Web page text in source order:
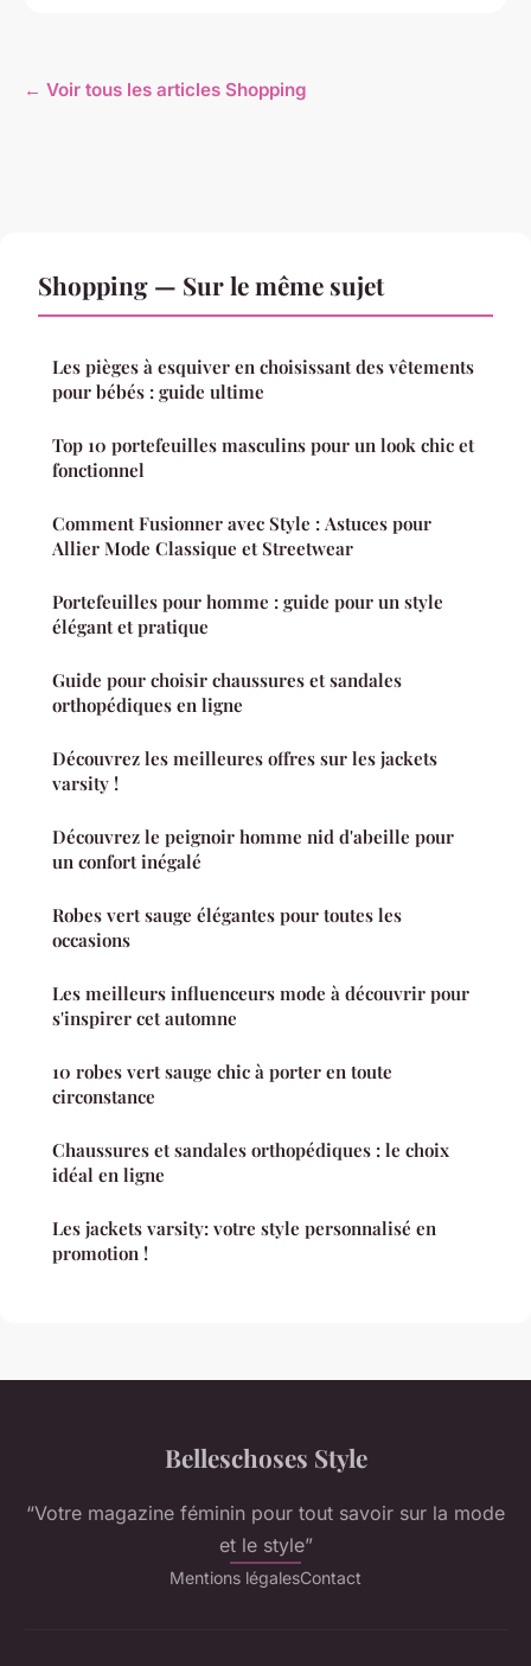
← Voir tous les articles Shopping
Shopping — Sur le même sujet
Les pièges à esquiver en choisissant des vêtements
pour bébés : guide ultime
Top 10 portefeuilles masculins pour un look chic et
fonctionnel
Comment Fusionner avec Style : Astuces pour
Allier Mode Classique et Streetwear
Portefeuilles pour homme : guide pour un style
élégant et pratique
Guide pour choisir chaussures et sandales
orthopédiques en ligne
Découvrez les meilleures offres sur les jackets
varsity !
Découvrez le peignoir homme nid d'abeille pour
un confort inégalé
Robes vert sauge élégantes pour toutes les
occasions
Les meilleurs influenceurs mode à découvrir pour
s'inspirer cet automne
10 robes vert sauge chic à porter en toute
circonstance
Chaussures et sandales orthopédiques : le choix
idéal en ligne
Les jackets varsity: votre style personnalisé en
promotion !
Belleschoses Style
“Votre magazine féminin pour tout savoir sur la mode
et le style”
Mentions légalesContact